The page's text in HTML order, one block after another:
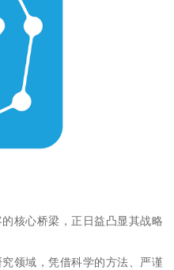
核心桥梁，正日益凸显其战略
领域，凭借科学的方法、严谨